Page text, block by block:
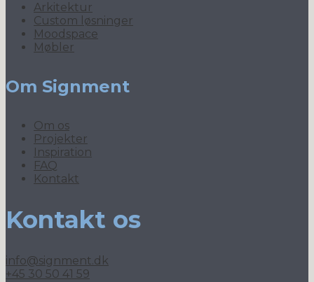
Arkitektur
Custom løsninger
Moodspace
Møbler
Om Signment
Om os
Projekter
Inspiration
FAQ
Kontakt
Kontakt os
info@signment.dk
+45 30 50 41 59